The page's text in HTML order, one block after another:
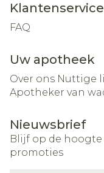
Klantenservice
FAQ
Uw apotheek
Over ons Nuttige
Apotheker van
Nieuwsbrief
Blijf op de
promoties